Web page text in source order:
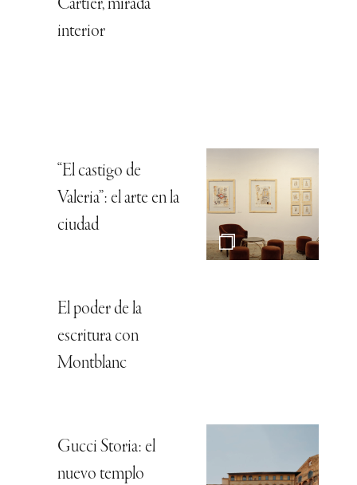
Cartier, mirada
interior
“El castigo de
Valeria”: el arte en la
ciudad
El poder de la
escritura con
Montblanc
Gucci Storia: el
nuevo templo